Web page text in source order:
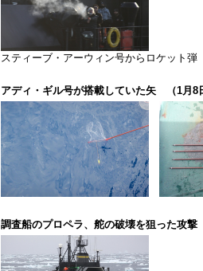
スティーブ・アーウィン号からロケット
アディ・ギル号が搭載していた矢 （1月8
調査船のプロペラ、舵の破壊を狙った攻撃